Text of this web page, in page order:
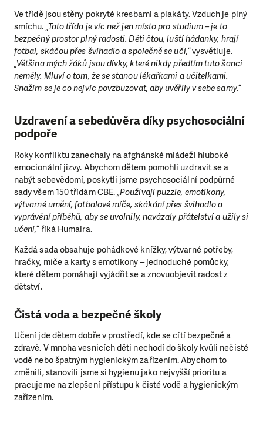
Ve třídě jsou stěny pokryté kresbami a plakáty. Vzduch je plný
smíchu. „Tato třída je víc než jen místo pro studium – je to
bezpečný prostor plný radosti. Děti čtou, luští hádanky, hrají
fotbal, skáčou přes švihadlo a společně se učí,“vysvětluje.
„Většina mých žáků jsou dívky, které nikdy předtím tuto šanci
neměly. Mluví o tom, že se stanou lékařkami a učitelkami.
Snažím se je co nejvíc povzbuzovat, aby uvěřily v sebe samy.“
Uzdravení a sebedůvěra díky psychosociální
podpoře
Roky konfliktu zanechaly na afghánské mládeži hluboké
emocionální jizvy. Abychom dětem pomohli uzdravit se a
nabýt sebevědomí, poskytli jsme psychosociální podpůrné
sady všem 150 třídám CBE.„Používají puzzle, emotikony,
výtvarné umění, fotbalové míče, skákání přes švihadlo a
vyprávění příběhů, aby se uvolnily, navázaly přátelství a užily si
učení,“říká Humaira.
Každá sada obsahuje pohádkové knížky, výtvarné potřeby,
hračky, míče a karty s emotikony – jednoduché pomůcky,
které dětem pomáhají vyjádřit se a znovuobjevit radost z
dětství.
Čistá voda a bezpečné školy
Učení jde dětem dobře v prostředí, kde se cítí bezpečně a
zdravě. V mnoha vesnicích děti nechodí do školy kvůli nečisté
vodě nebo špatným hygienickým zařízením. Abychom to
změnili, stanovili jsme si hygienu jako nejvyšší prioritu a
pracujeme na zlepšení přístupu k čisté vodě a hygienickým
zařízením.